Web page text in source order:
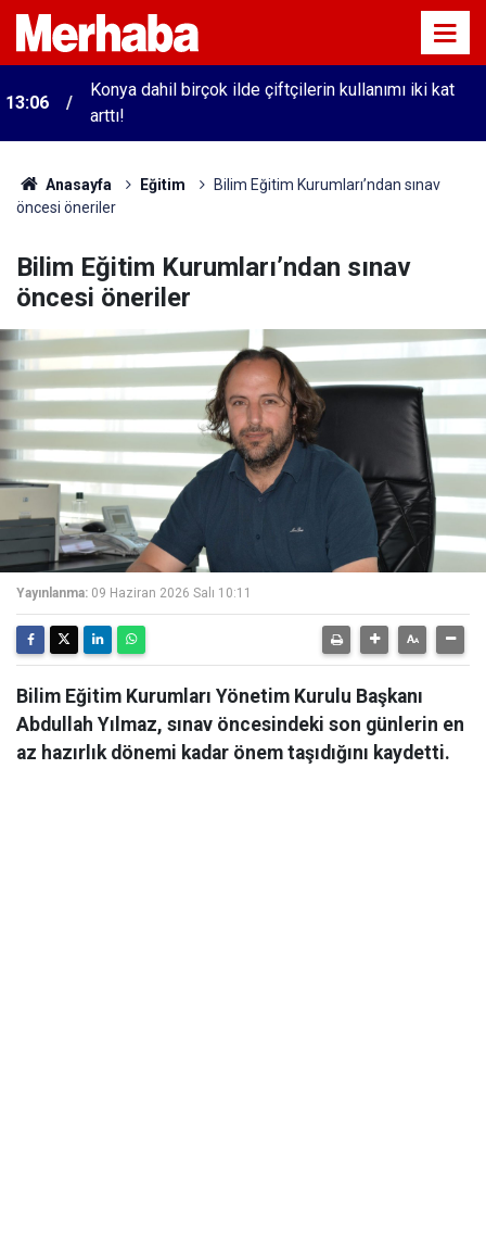
13:06
Konya dahil birçok ilde çiftçilerin kullanımı iki kat
arttı!
Anasayfa Eğitim
Bilim Eğitim Kurumları’ndan sınav
öncesi öneriler
Bilim Eğitim Kurumları’ndan sınav
öncesi öneriler
Yayınlanma: 09 Haziran 2026 Salı 10:11
Bilim Eğitim Kurumları Yönetim Kurulu Başkanı
Abdullah Yılmaz, sınav öncesindeki son günlerin en
az hazırlık dönemi kadar önem taşıdığını kaydetti.